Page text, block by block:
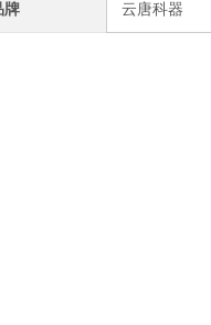
牌 云唐科器